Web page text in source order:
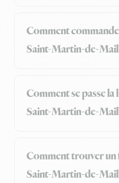
Comment
Saint-Martin-de-
Comment se passe
Saint-Martin-de-
Comment trouver
Saint-Martin-de-